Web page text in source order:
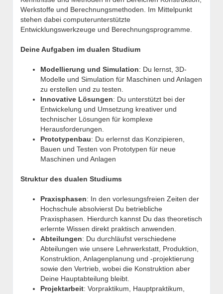
Werkstoffe und Berechnungsmethoden. Im Mittelpunkt
stehen dabei computerunterstützte
Entwicklungswerkzeuge und Berechnungsprogramme.
Deine Aufgaben im dualen Studium
Modellierung und Simulation: Du lernst, 3D-
Modelle und Simulation für Maschinen und Anlagen
zu erstellen und zu testen.
Innovative Lösungen: Du unterstützt bei der
Entwickelung und Umsetzung kreativer und
technischer Lösungen für komplexe
Herausforderungen.
Prototypenbau: Du erlernst das Konzipieren,
Bauen und Testen von Prototypen für neue
Maschinen und Anlagen
Struktur des dualen Studiums
Praxisphasen: In den vorlesungsfreien Zeiten der
Hochschule absolvierst Du betriebliche
Praxisphasen. Hierdurch kannst Du das theoretisch
erlernte Wissen direkt praktisch anwenden.
Abteilungen: Du durchläufst verschiedene
Abteilungen wie unsere Lehrwerkstatt, Produktion,
Konstruktion, Anlagenplanung und -projektierung
sowie den Vertrieb, wobei die Konstruktion aber
Deine Hauptabteilung bleibt.
Projektarbeit: Vorpraktikum, Hauptpraktikum,